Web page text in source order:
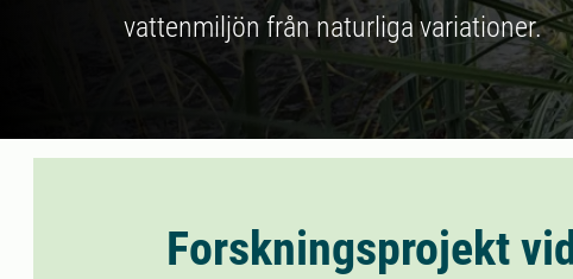
vattenmiljön från naturliga variationer.
Forskningsprojekt